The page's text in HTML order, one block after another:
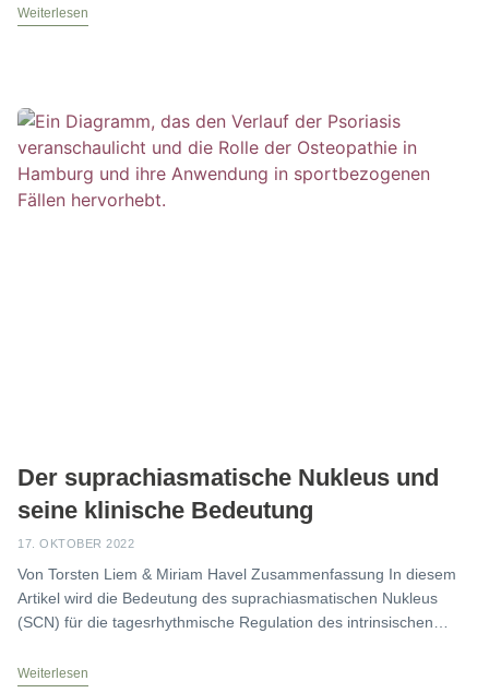
Derzeit wird
Weiterlesen
Der suprachiasmatische Nukleus und
seine klinische Bedeutung
17. OKTOBER 2022
Von Torsten Liem & Miriam Havel Zusammenfassung In diesem
Artikel wird die Bedeutung des suprachiasmatischen Nukleus
(SCN) für die tagesrhythmische Regulation des intrinsischen
Weiterlesen